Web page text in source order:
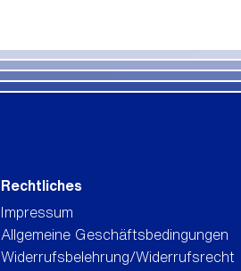
Rechtliches
Impressum
Allgemeine Geschäftsbedingungen
Widerrufsbelehrung/Widerrufsrecht